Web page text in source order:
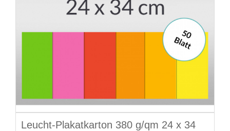
Leucht-Plakatkarton 380 g/qm 24 x 34